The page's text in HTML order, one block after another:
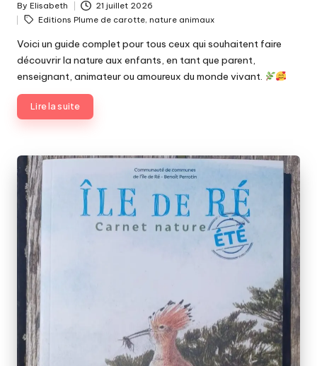
Posted
by
By Elisabeth 21 juillet 2026
Tags:
Editions Plume de carotte, nature animaux
Voici un guide complet pour tous ceux qui souhaitent faire
découvrir la nature aux enfants, en tant que parent,
enseignant, animateur ou amoureux du monde vivant.
Lire la suite